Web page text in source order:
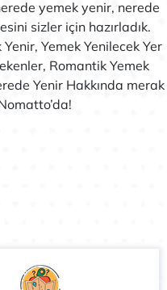
yemek yenir, nerede
sizler için hazırladık.
Yemek Yenilecek Yer
Romantik Yemek
Yenir Hakkında merak